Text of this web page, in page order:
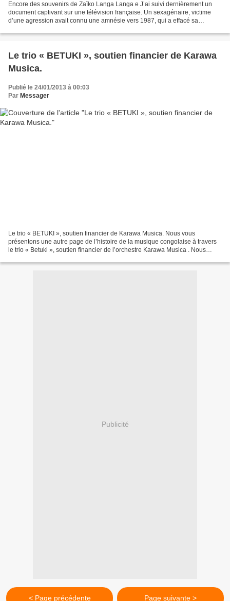
Encore des souvenirs de Zaïko Langa Langa e J’ai suivi dernièrement un
document captivant sur une télévision française. Un sexagénaire, victime
d’une agression avait connu une amnésie vers 1987, qui a effacé sa
Le trio « BETUKI », soutien financier de Karawa
Musica.
Publié le 24/01/2013 à 00:03
Par Messager
Le trio « BETUKI », soutien financier de Karawa Musica. Nous vous
présentons une autre page de l’histoire de la musique congolaise à travers
le trio « Betuki », soutien financier de l’orchestre Karawa Musica . Nous
Publicité
< Page précédente Page suivante >